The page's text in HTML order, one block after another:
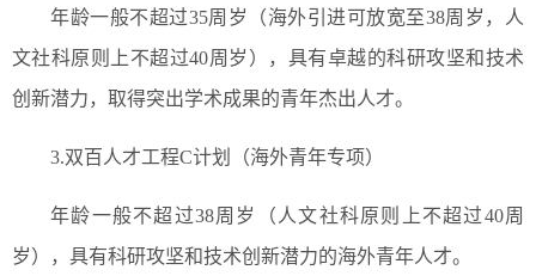
年龄一般不超过35周岁（海外引进可放宽至38周岁，人
文社科原则上不超过40周岁），具有卓越的科研攻坚和技术
创新潜力，取得突出学术成果的青年杰出人才。
3.双百人才工程C计划（海外青年专项）
年龄一般不超过38周岁（人文社科原则上不超过40周
岁），具有科研攻坚和技术创新潜力的海外青年人才。